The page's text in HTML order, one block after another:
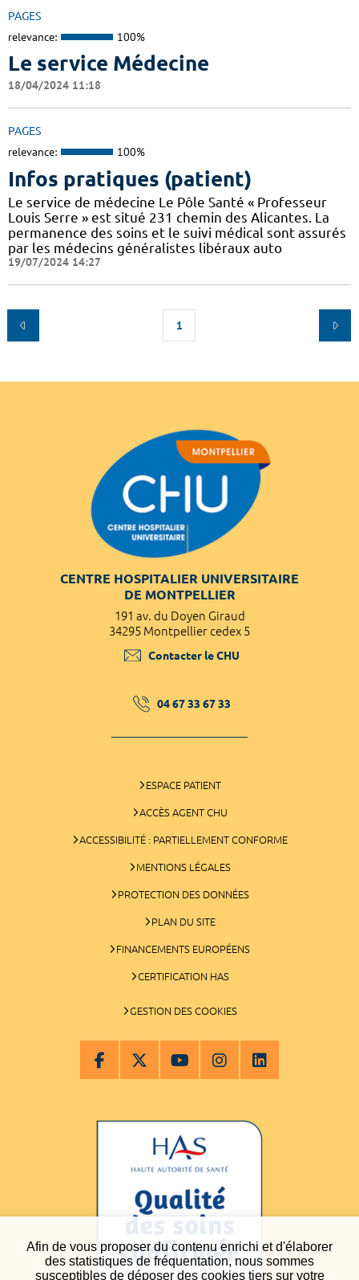
Afin de vous proposer du contenu enrichi et d'élaborer
des statistiques de fréquentation, nous sommes
susceptibles de déposer des cookies tiers sur votre
PAGES
relevance: 100%
Le service Médecine
18/04/2024 11:18
PAGES
relevance: 100%
Infos pratiques (patient)
Le service de médecine Le Pôle Santé « Professeur
Louis Serre » est situé 231 chemin des Alicantes. La
permanence des soins et le suivi médical sont assurés
par les médecins généralistes libéraux auto
19/07/2024 14:27
1
CENTRE HOSPITALIER UNIVERSITAIRE
DE MONTPELLIER
191 av. du Doyen Giraud
34295 Montpellier cedex 5
Contacter le CHU
04 67 33 67 33
ESPACE PATIENT
ACCÈS AGENT CHU
ACCESSIBILITÉ : PARTIELLEMENT CONFORME
MENTIONS LÉGALES
PROTECTION DES DONNÉES
PLAN DU SITE
FINANCEMENTS EUROPÉENS
CERTIFICATION HAS
GESTION DES COOKIES